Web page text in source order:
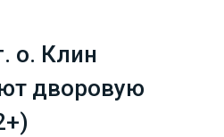
о. Клин
дворовую